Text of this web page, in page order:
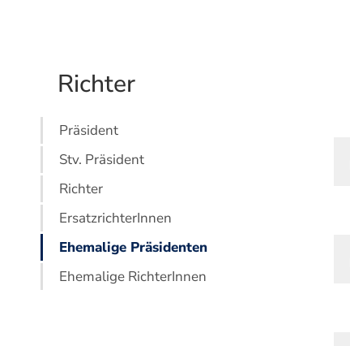
Richter
Präsident
Stv. Präsident
Richter
ErsatzrichterInnen
Ehemalige Präsidenten
Ehemalige RichterInnen